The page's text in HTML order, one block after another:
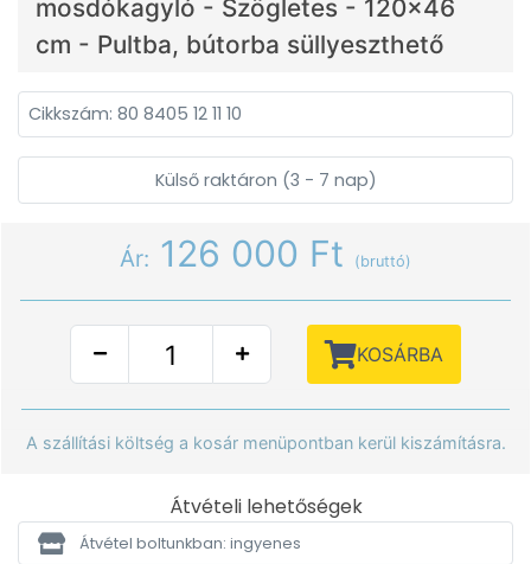
mosdókagyló - Szögletes - 120x46
cm - Pultba, bútorba süllyeszthető
Cikkszám: 80 8405 12 11 10
Külső raktáron (3 - 7 nap)
Ár: 126 000 Ft (bruttó)
KOSÁRBA
A szállítási költség a kosár menüpontban kerül kiszámításra.
Átvételi lehetőségek
Átvétel boltunkban: ingyenes